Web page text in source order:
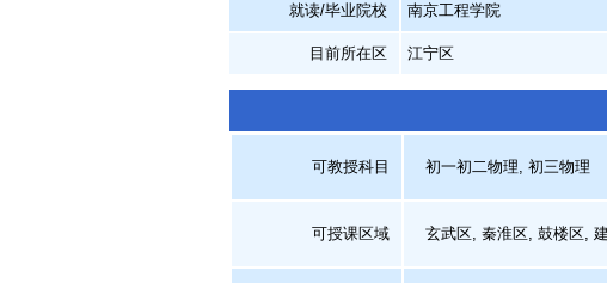
就读/毕业院校 南京工程学院
目前所在区 江宁区
可教授科目 初一初二物理, 初三物理
可授课区域 玄武区, 秦淮区, 鼓楼区,